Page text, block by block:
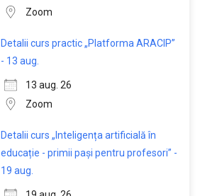
Zoom
Detalii curs practic „Platforma ARACIP”
- 13 aug.
13 aug. 26
Zoom
Detalii curs „Inteligența artificială în
educație - primii pași pentru profesori” -
19 aug.